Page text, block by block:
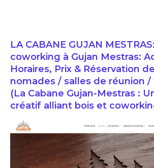
LA CABANE GUJAN
coworking à Gujan Mestras:
Horaires, Prix & Réservation
nomades / salles de réunion /
(La Cabane Gujan-Mestras :
créatif alliant bois et